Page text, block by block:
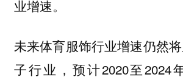
业增速。
未来体育服饰行业增速仍然
子行业，预计2020至2024